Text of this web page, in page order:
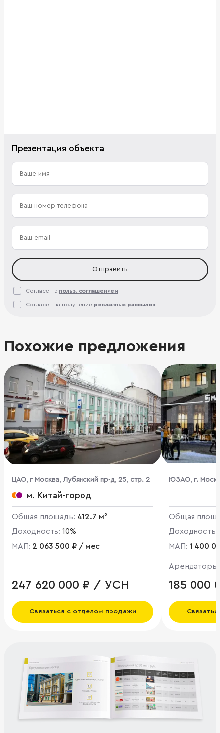
Презентация объекта
Отправить
Согласен с польз. соглашением
Согласен на получение рекламных рассылок
Похожие предложения
ЦАО, г Москва, Лубянский пр-д, 25, стр. 2
м. Китай-город
Общая площадь: 412.7 м²
Доходность: 10%
МАП: 2 063 500 ₽ / мес
247 620 000 ₽ / УСН
Связаться с отделом продажи
ЮЗАО, г.
Общая
Доходность:
МАП: 1 400
185 000